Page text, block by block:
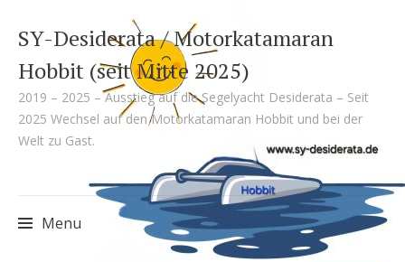
SY-Desiderata / Motorkatamaran
Hobbit (seit Mitte 2025)
2019 – 2025 – Ausstieg auf die Segelyacht Desiderata – Seit
2025 Wechsel auf den Motorkatamaran Hobbit und bei der
Welt zu Gast.
Menu